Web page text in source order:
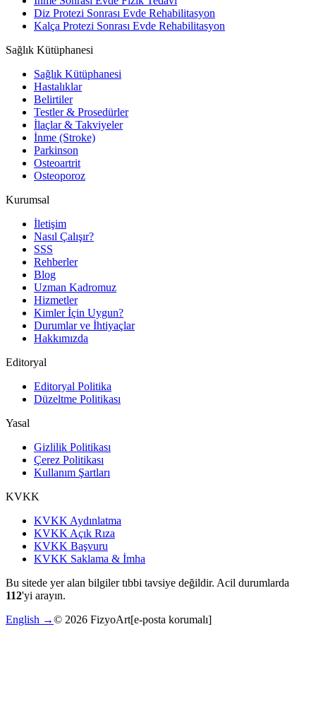
Diz Protezi Sonrası Evde Rehabilitasyon
Kalça Protezi Sonrası Evde Rehabilitasyon
Sağlık Kütüphanesi
Sağlık Kütüphanesi
Hastalıklar
Belirtiler
Testler & Prosedürler
İlaçlar & Takviyeler
İnme (Stroke)
Parkinson
Osteoartrit
Osteoporoz
Kurumsal
İletişim
Nasıl Çalışır?
SSS
Rehberler
Blog
Uzman Kadromuz
Hizmetler
Kimler İçin Uygun?
Durumlar ve İhtiyaçlar
Hakkımızda
Editoryal
Editoryal Politika
Düzeltme Politikası
Yasal
Gizlilik Politikası
Çerez Politikası
Kullanım Şartları
KVKK
KVKK Aydınlatma
KVKK Açık Rıza
KVKK Başvuru
KVKK Saklama & İmha
Bu sitede yer alan bilgiler tıbbi tavsiye değildir. Acil durumlarda
112'yi arayın.
English →© 2026 FizyoArt[e-posta korumalı]